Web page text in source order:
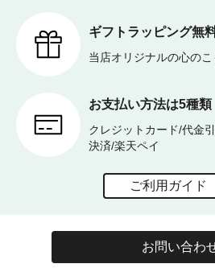
ギフトラッピング無
当店オリジナルの心の
お支払い方法は5種類
クレジットカード/代金
決済/楽天ペイ
ご利用ガイド
お問い合わ